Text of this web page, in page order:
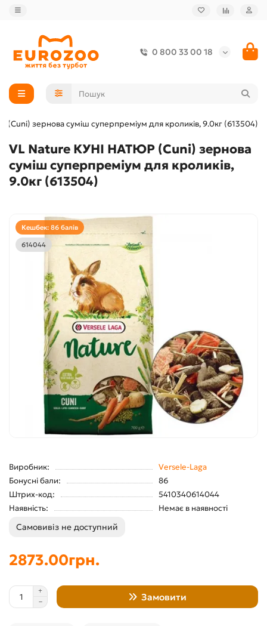
0 800 33 00 18
зернова суміш суперпреміум для кроликів, 9.0кг (613504)
VL Nature КУНІ НАТЮР (Cuni) зернова
суміш суперпреміум для кроликів,
9.0кг (613504)
Кешбек: 86 балів
614044
Виробник:
Versele-Laga
Бонусні бали:
86
Штрих-код:
5410340614044
Наявність:
Немає в наявності
Самовивіз не доступний
2873.00грн.
Замовити